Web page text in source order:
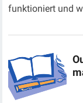
funktioniert und